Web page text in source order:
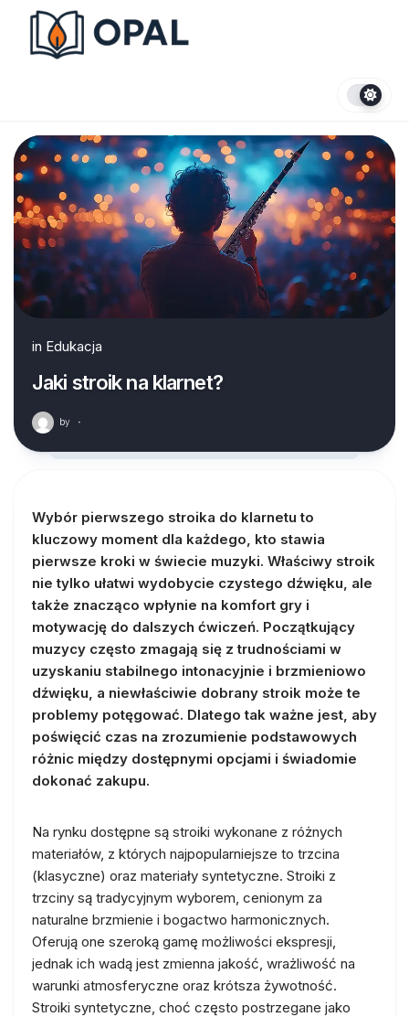
content
in Edukacja
Jaki stroik na klarnet?
by ·
Wybór pierwszego stroika do klarnetu to
kluczowy moment dla każdego, kto stawia
pierwsze kroki w świecie muzyki. Właściwy stroik
nie tylko ułatwi wydobycie czystego dźwięku, ale
także znacząco wpłynie na komfort gry i
motywację do dalszych ćwiczeń. Początkujący
muzycy często zmagają się z trudnościami w
uzyskaniu stabilnego intonacyjnie i brzmieniowo
dźwięku, a niewłaściwie dobrany stroik może te
problemy potęgować. Dlatego tak ważne jest, aby
poświęcić czas na zrozumienie podstawowych
różnic między dostępnymi opcjami i świadomie
dokonać zakupu.
Na rynku dostępne są stroiki wykonane z różnych
materiałów, z których najpopularniejsze to trzcina
(klasyczne) oraz materiały syntetyczne. Stroiki z
trzciny są tradycyjnym wyborem, cenionym za
naturalne brzmienie i bogactwo harmonicznych.
Oferują one szeroką gamę możliwości ekspresji,
jednak ich wadą jest zmienna jakość, wrażliwość na
warunki atmosferyczne oraz krótsza żywotność.
Stroiki syntetyczne, choć często postrzegane jako